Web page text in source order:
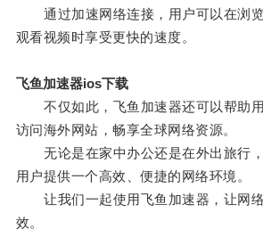
通过加速网络连接，用户可以在浏览
观看视频时享受更快的速度。
飞鱼加速器ios下载
不仅如此，飞鱼加速器还可以帮助用
访问海外网站，畅享全球网络资源。
无论是在家中办公还是在外出旅行，
用户提供一个高效、便捷的网络环境。
让我们一起使用飞鱼加速器，让网络
效。